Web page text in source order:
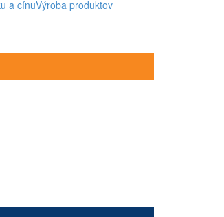
a cínuVýroba produktov